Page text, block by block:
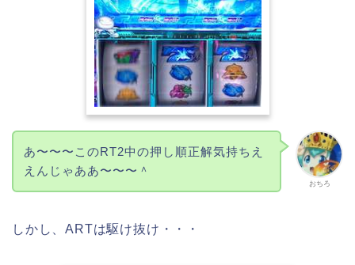
おちろ
あ〜〜〜このRT2中の押し順正解気持ちえ
えんじゃああ〜〜〜＾
しかし、ARTは駆け抜け・・・